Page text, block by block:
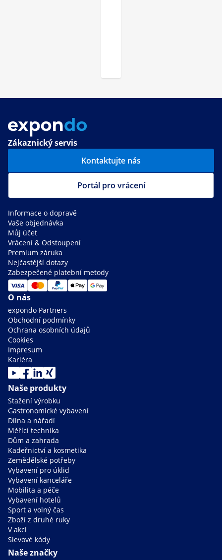
Zákaznický servis
Kontaktujte nás
Portál pro vrácení
Informace o dopravě
Vaše objednávka
Můj účet
Vrácení & Odstoupení
Premium záruka
Nejčastější dotazy
Zabezpečené platební metody
O nás
expondo Partners
Obchodní podmínky
Ochrana osobních údajů
Cookies
Impresum
Kariéra
Naše produkty
Stažení výrobku
Gastronomické vybavení
Dílna a nářadí
Měřící technika
Dům a zahrada
Kadeřnictví a kosmetika
Zemědělské potřeby
Vybavení pro úklid
Vybavení kanceláře
Mobilita a péče
Vybavení hotelů
Sport a volný čas
Zboží z druhé ruky
V akci
Slevové kódy
Naše značky